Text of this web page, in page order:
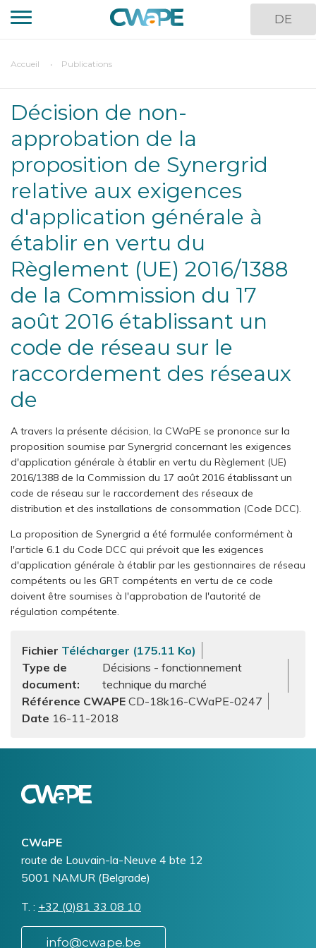
Aller
au
principal
DE
You
here
Accueil Publications
Décision de non-
approbation de la
proposition de Synergrid
relative aux exigences
d'application générale à
établir en vertu du
Règlement (UE) 2016/1388
de la Commission du 17
août 2016 établissant un
code de réseau sur le
raccordement des réseaux
de
A travers la présente décision, la CWaPE se prononce sur la
proposition soumise par Synergrid concernant les exigences
d'application générale à établir en vertu du Règlement (UE)
2016/1388 de la Commission du 17 août 2016 établissant un
code de réseau sur le raccordement des réseaux de
distribution et des installations de consommation (Code DCC).
La proposition de Synergrid a été formulée conformément à
l'article 6.1 du Code DCC qui prévoit que les exigences
d'application générale à établir par les gestionnaires de réseau
compétents ou les GRT compétents en vertu de ce code
doivent être soumises à l'approbation de l'autorité de
régulation compétente.
Fichier Télécharger (175.11 Ko)
Type de
document
Décisions - fonctionnement
technique du marché
Référence CWAPE CD-18k16-CWaPE-0247
16-11-2018
CWaPE
Addresse
route de Louvain-la-Neuve 4 bte 12
5001 NAMUR (Belgrade)
T. Téléphone
+32 (0)81 33 08 10
info@cwape.be